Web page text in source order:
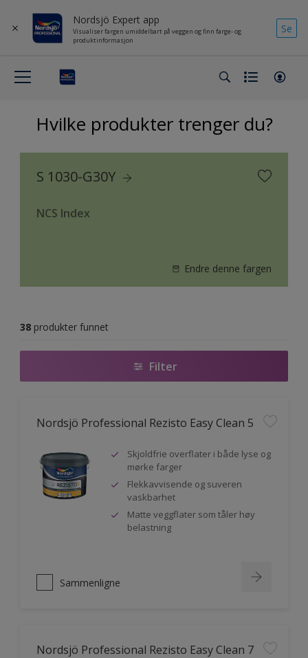
Nordsjö Expert app
Visualiser fargen umiddelbart på veggen og finn farge- og
produktinformasjon
Se
Hvilke produkter trenger du?
S 1030-G30Y
NCS Index
Endre denne fargen
38 produkter funnet
Filter
Nordsjö Professional Rezisto Easy Clean 5
Skjoldfrie overflater i både lyse og
mørke farger
Flekkavvisende og suveren
vaskbarhet
Matte veggflater som tåler høy
belastning
Sammenligne
Nordsjö Professional Rezisto Easy Clean 7